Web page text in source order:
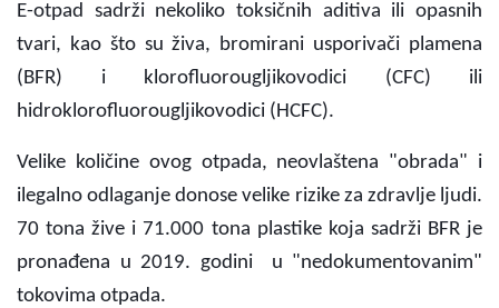
E-otpad sadrži nekoliko toksičnih aditiva ili opasnih
tvari, kao što su živa, bromirani usporivači plamena
(BFR) i klorofluorougljikovodici (CFC) ili
hidroklorofluorougljikovodici (HCFC).
Velike količine ovog otpada, neovlaštena "obrada" i
ilegalno odlaganje donose velike rizike za zdravlje ljudi.
70 tona žive i 71.000 tona plastike koja sadrži BFR je
pronađena u 2019. godini u "nedokumentovanim"
tokovima otpada.